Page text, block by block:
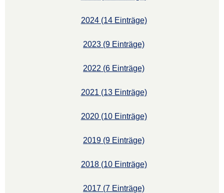
2024 (14 Einträge)
2023 (9 Einträge)
2022 (6 Einträge)
2021 (13 Einträge)
2020 (10 Einträge)
2019 (9 Einträge)
2018 (10 Einträge)
2017 (7 Einträge)